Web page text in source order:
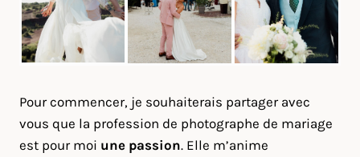
Pour commencer, je souhaiterais partager avec
vous que la profession de photographe de mariage
est pour moi une passion. Elle m’anime